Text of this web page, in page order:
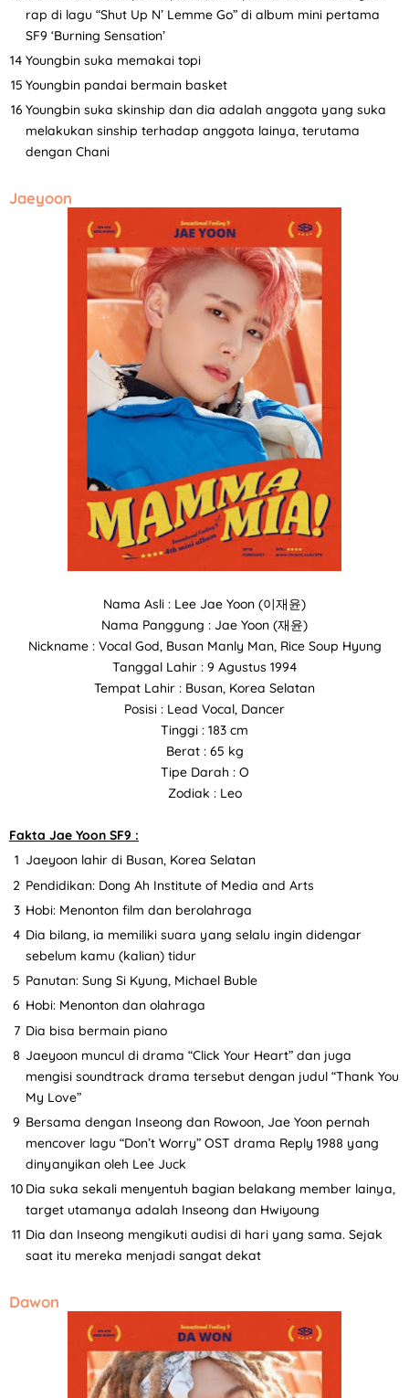
rap di lagu “Shut Up N’ Lemme Go” di album mini pertama
SF9 ‘Burning Sensation’
Youngbin suka memakai topi
Youngbin pandai bermain basket
Youngbin suka skinship dan dia adalah anggota yang suka
melakukan sinship terhadap anggota lainya, terutama
dengan Chani
Jaeyoon
Nama Asli : Lee Jae Yoon (이재윤)
Nama Panggung : Jae Yoon (재윤)
Nickname : Vocal God, Busan Manly Man, Rice Soup Hyung
Tanggal Lahir : 9 Agustus 1994
Tempat Lahir : Busan, Korea Selatan
Posisi : Lead Vocal, Dancer
Tinggi : 183 cm
Berat : 65 kg
Tipe Darah : O
Zodiak : Leo
Fakta Jae Yoon SF9 :
Jaeyoon lahir di Busan, Korea Selatan
Pendidikan: Dong Ah Institute of Media and Arts
Hobi: Menonton film dan berolahraga
Dia bilang, ia memiliki suara yang selalu ingin didengar
sebelum kamu (kalian) tidur
Panutan: Sung Si Kyung, Michael Buble
Hobi: Menonton dan olahraga
Dia bisa bermain piano
Jaeyoon muncul di drama “Click Your Heart” dan juga
mengisi soundtrack drama tersebut dengan judul “Thank You
My Love”
Bersama dengan Inseong dan Rowoon, Jae Yoon pernah
mencover lagu “Don’t Worry” OST drama Reply 1988 yang
dinyanyikan oleh Lee Juck
Dia suka sekali menyentuh bagian belakang member lainya,
target utamanya adalah Inseong dan Hwiyoung
Dia dan Inseong mengikuti audisi di hari yang sama. Sejak
saat itu mereka menjadi sangat dekat
Dawon